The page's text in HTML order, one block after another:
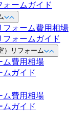
ォームガイド
フォーム費用相場
フォームガイド
）リフォーム
ム費用相場
ムガイド
ム費用相場
ムガイド